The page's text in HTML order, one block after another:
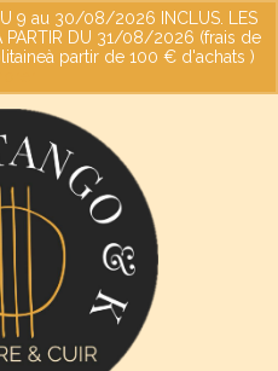
9 au 30/08/2026 INCLUS. LES
PARTIR DU 31/08/2026 (frais de
partir de 100 € d'achats )